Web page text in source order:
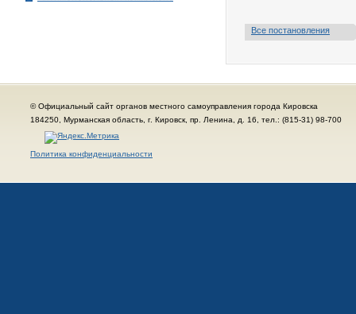
Все постановления
© Официальный сайт органов местного самоуправления города Кировска
184250, Мурманская область, г. Кировск, пр. Ленина, д. 16, тел.: (815-31) 98-700
Политика конфиденциальности